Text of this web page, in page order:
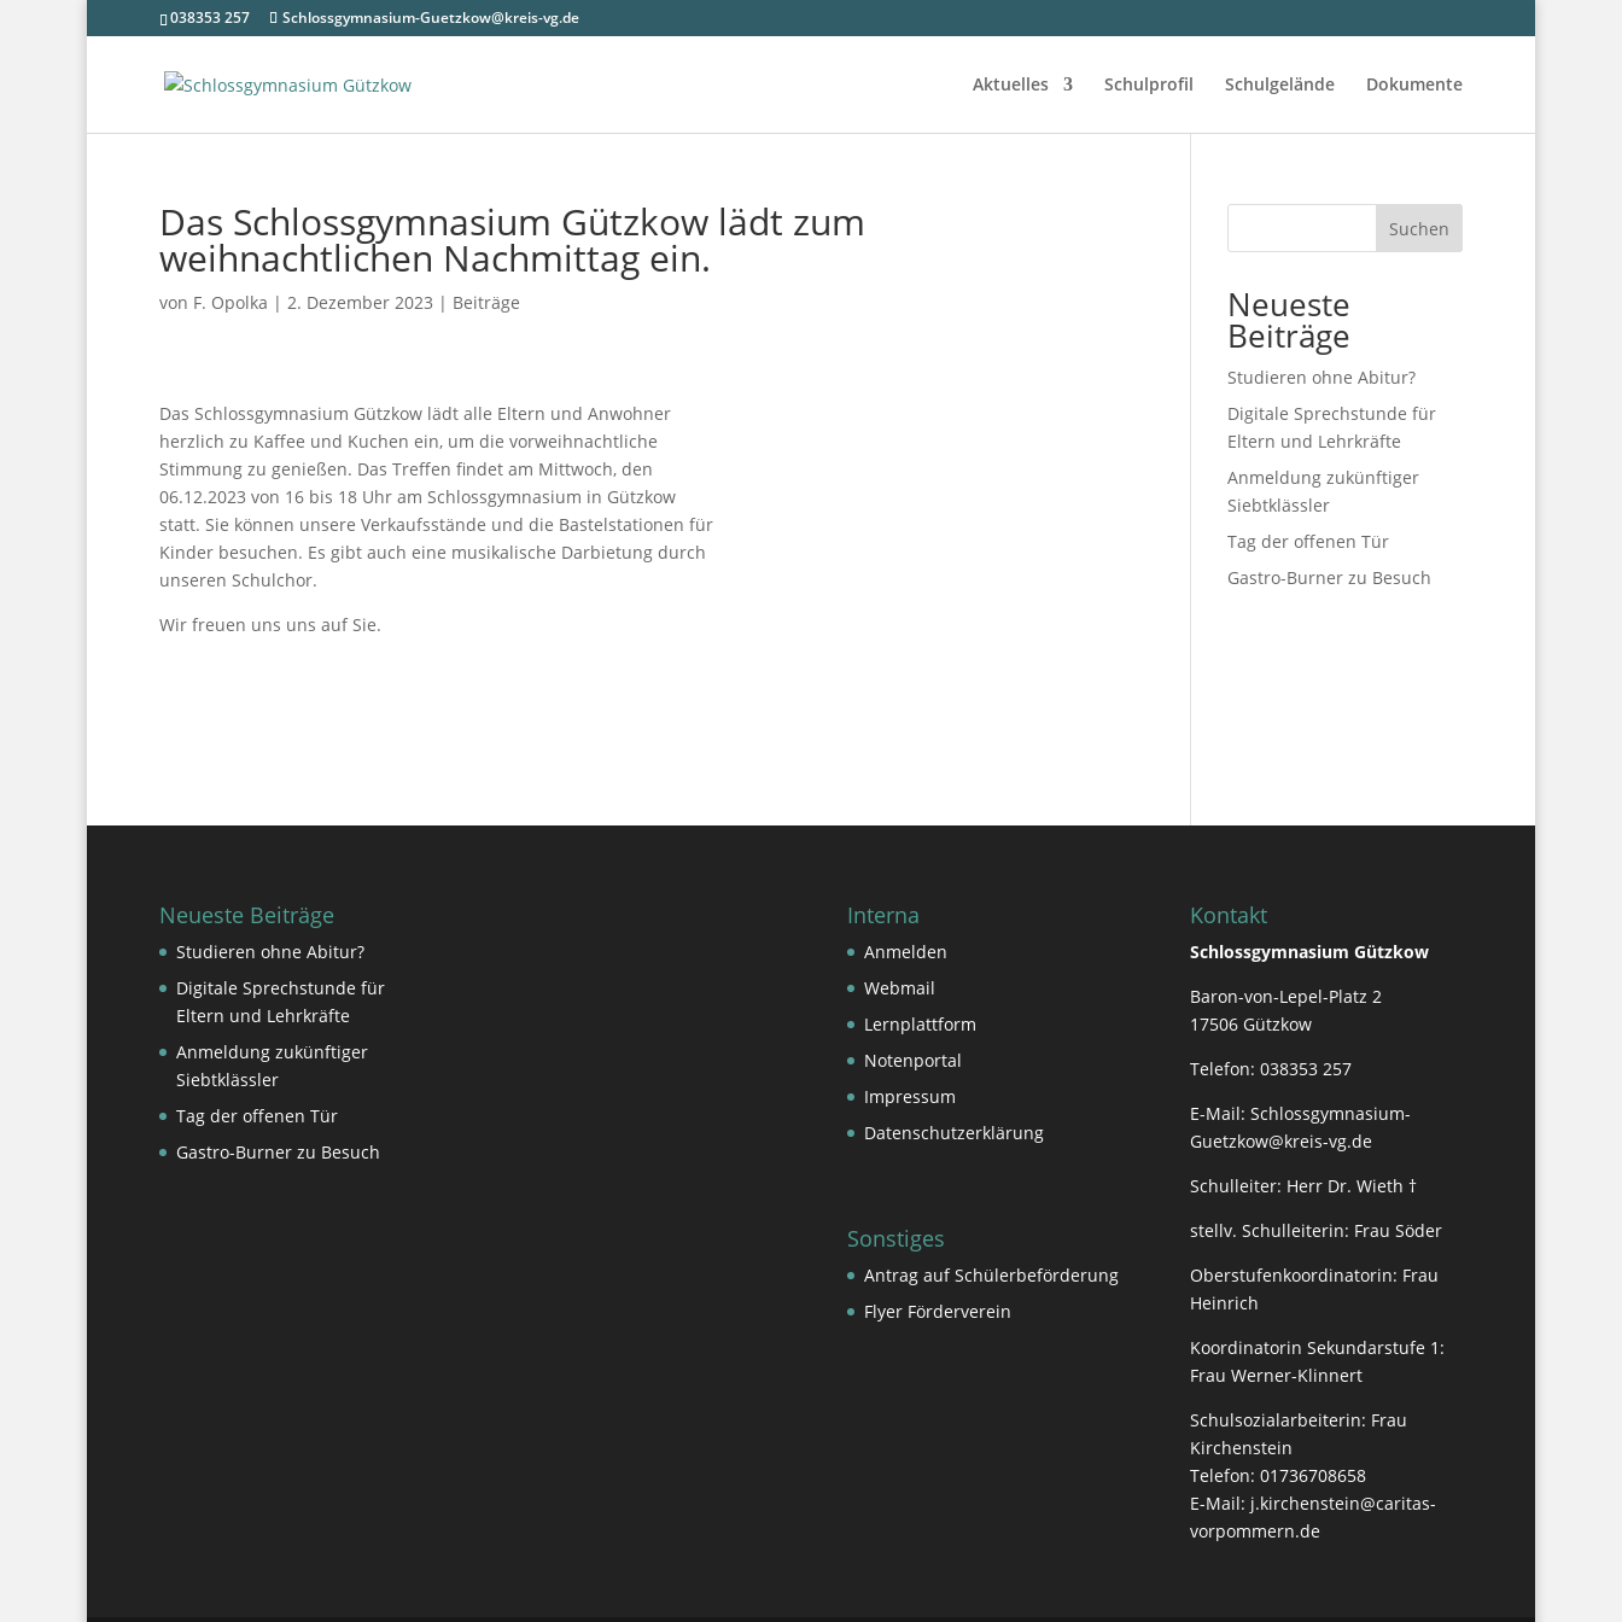
038353 257 Schlossgymnasium-Guetzkow@kreis-vg.de
Aktuelles Schulprofil Schulgelände Dokumente
Das Schlossgymnasium Gützkow lädt zum
weihnachtlichen Nachmittag ein.
von F. Opolka | 2. Dezember 2023 | Beiträge
Das Schlossgymnasium Gützkow lädt alle Eltern und Anwohner
herzlich zu Kaffee und Kuchen ein, um die vorweihnachtliche
Stimmung zu genießen. Das Treffen findet am Mittwoch, den
06.12.2023 von 16 bis 18 Uhr am Schlossgymnasium in Gützkow
statt. Sie können unsere Verkaufsstände und die Bastelstationen für
Kinder besuchen. Es gibt auch eine musikalische Darbietung durch
unseren Schulchor.
Wir freuen uns uns auf Sie.
Suchen
Neueste
Beiträge
Studieren ohne Abitur?
Digitale Sprechstunde für
Eltern und Lehrkräfte
Anmeldung zukünftiger
Siebtklässler
Tag der offenen Tür
Gastro-Burner zu Besuch
Neueste Beiträge
Studieren ohne Abitur?
Digitale Sprechstunde für
Eltern und Lehrkräfte
Anmeldung zukünftiger
Siebtklässler
Tag der offenen Tür
Gastro-Burner zu Besuch
Interna
Anmelden
Webmail
Lernplattform
Notenportal
Impressum
Datenschutzerklärung
Sonstiges
Antrag auf Schülerbeförderung
Flyer Förderverein
Kontakt
Schlossgymnasium Gützkow
Baron-von-Lepel-Platz 2
17506 Gützkow
Telefon: 038353 257
E-Mail:Schlossgymnasium-
Guetzkow@kreis-vg.de
Schulleiter: Herr Dr. Wieth †
stellv. Schulleiterin: Frau Söder
Oberstufenkoordinatorin: Frau
Heinrich
Koordinatorin Sekundarstufe 1:
Frau Werner-Klinnert
Schulsozialarbeiterin: Frau
Kirchenstein
Telefon: 01736708658
E-Mail: j.kirchenstein@caritas-
vorpommern.de